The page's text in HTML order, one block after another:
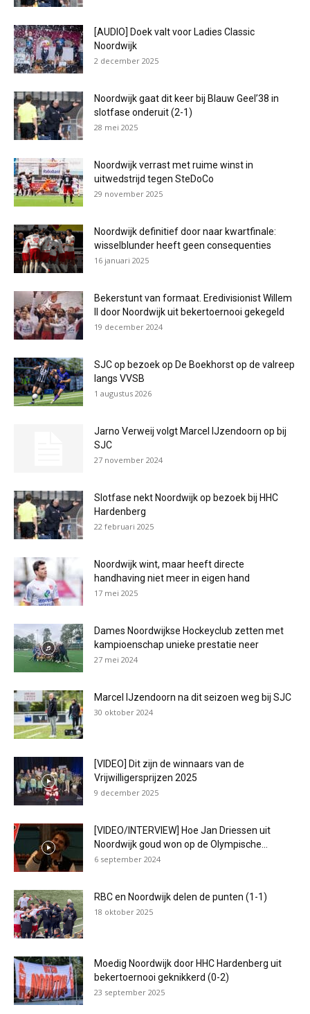
[AUDIO] Doek valt voor Ladies Classic
Noordwijk
2 december 2025
Noordwijk gaat dit keer bij Blauw Geel’38 in
slotfase onderuit (2-1)
28 mei 2025
Noordwijk verrast met ruime winst in
uitwedstrijd tegen SteDoCo
29 november 2025
Noordwijk definitief door naar kwartfinale:
wisselblunder heeft geen consequenties
16 januari 2025
Bekerstunt van formaat. Eredivisionist Willem
II door Noordwijk uit bekertoernooi gekegeld
19 december 2024
SJC op bezoek op De Boekhorst op de valreep
langs VVSB
1 augustus 2026
Jarno Verweij volgt Marcel IJzendoorn op bij
SJC
27 november 2024
Slotfase nekt Noordwijk op bezoek bij HHC
Hardenberg
22 februari 2025
Noordwijk wint, maar heeft directe
handhaving niet meer in eigen hand
17 mei 2025
Dames Noordwijkse Hockeyclub zetten met
kampioenschap unieke prestatie neer
27 mei 2024
Marcel IJzendoorn na dit seizoen weg bij SJC
30 oktober 2024
[VIDEO] Dit zijn de winnaars van de
Vrijwilligersprijzen 2025
9 december 2025
[VIDEO/INTERVIEW] Hoe Jan Driessen uit
Noordwijk goud won op de Olympische...
6 september 2024
RBC en Noordwijk delen de punten (1-1)
18 oktober 2025
Moedig Noordwijk door HHC Hardenberg uit
bekertoernooi geknikkerd (0-2)
23 september 2025